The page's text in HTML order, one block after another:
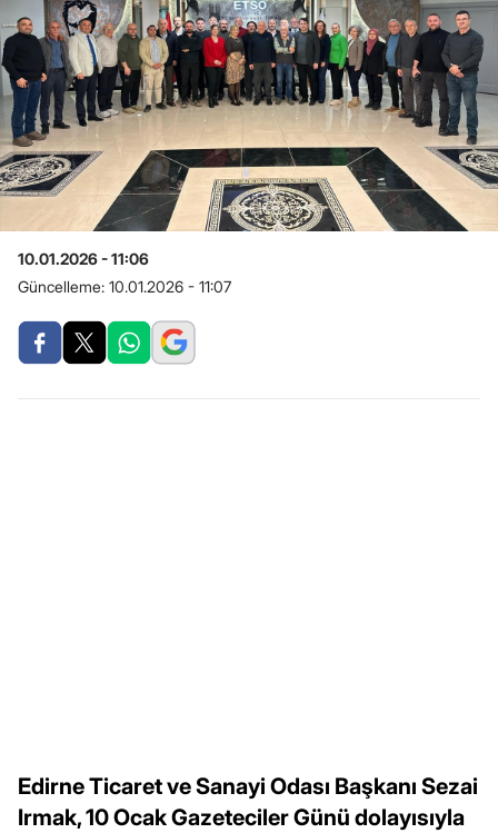
10.01.2026 - 11:06
Güncelleme: 10.01.2026 - 11:07
Edirne Ticaret ve Sanayi Odası Başkanı Sezai
Irmak, 10 Ocak Gazeteciler Günü dolayısıyla